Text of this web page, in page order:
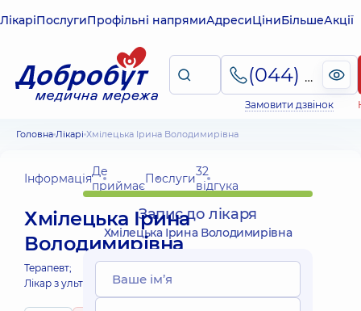
ЛікаріПослугиПрофільні напрямиАдресиЦіниБільшеАкції
(044) 495-2-888
Замовити дзвінок
Головна Лікарі Хмілецька Ірина Володимирівна
ІнформаціяДе
приймаєПослуги32
відгука
Хмілецька Ірина
Володимирівна
Терапевт;
Лікар з ультразвукової діагностики;
Запис до лікаря
Хмілецька Ірина Володимирівна